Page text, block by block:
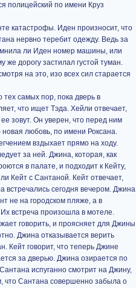
полицейский по имени Круз
катастрофы. Иден произносит, что
нервно теребит одежду. Ведь за
ли Иден номер машины, или
же дорогу застилал густой туман.
на это, изо всех сил старается
самых пор, пока дверь в
что ищет Тэда. Хейли отвечает,
зовут. Он уверен, что перед ним
любовь, по имени Роксана.
вздыхает прямо на ходу.
за ней. Джина, которая, как
в палате, и подходит к Кейту,
Кейт с Сантаной. Кейт отвечает,
встречались сегодня вечером. Джина
не на городском пляже, а в
встреча произошла в мотеле.
говорить, и проясняет для Джины
Джина отказывается верить
Кейт говорит, что теперь Джине
за дверью. Джина озирается по
испуганно смотрит на Джину,
что Сантана совершенно забыла о